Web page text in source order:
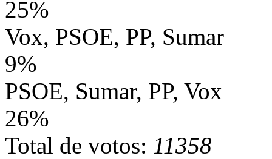
25%
Vox, PSOE, PP, Sumar
9%
PSOE, Sumar, PP, Vox
26%
Total de votos: 11358